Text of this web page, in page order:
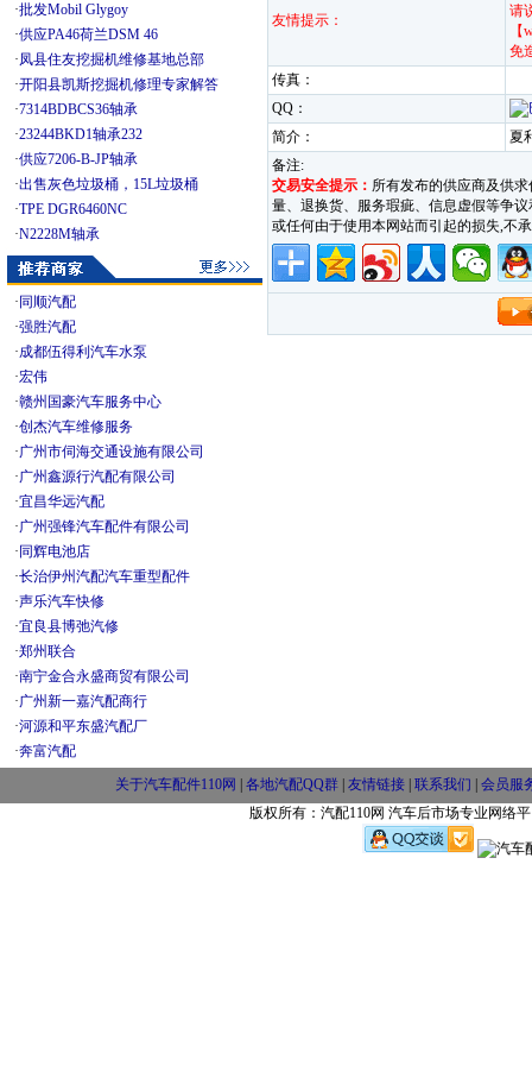
·批发Mobil Glygoy
·供应PA46荷兰DSM 46
·凤县住友挖掘机维修基地总部
·开阳县凯斯挖掘机修理专家解答
·7314BDBCS36轴承
·23244BKD1轴承232
·供应7206-B-JP轴承
·出售灰色垃圾桶，15L垃圾桶
·TPE DGR6460NC
·N2228M轴承
· 同顺汽配
·强胜汽配
·成都伍得利汽车水泵
·宏伟
·赣州国豪汽车服务中心
·创杰汽车维修服务
·广州市伺海交通设施有限公司
·广州鑫源行汽配有限公司
·宜昌华远汽配
·广州强锋汽车配件有限公司
· 同辉电池店
·长治伊州汽配汽车重型配件
·声乐汽车快修
·宜良县博弛汽修
·郑州联合
·南宁金合永盛商贸有限公司
·广州新一嘉汽配商行
·河源和平东盛汽配厂
·奔富汽配
友情提示：
请
免
传真：
QQ：
简介：
夏
备注:
交易安全提示： 所有发布的供应商及供
量、退换货、服务瑕疵、信息虚假等争
或任何由于使用本网站而引起的损失,
关于汽车配件110网 各地汽配QQ群 友情链接 联系我们
会员服
版权所有：汽配110网 汽车后市场专业网络